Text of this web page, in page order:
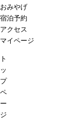
おみやげ
宿泊予約
アクセス
マイページ
ト
ッ
プ
ペ
ー
ジ